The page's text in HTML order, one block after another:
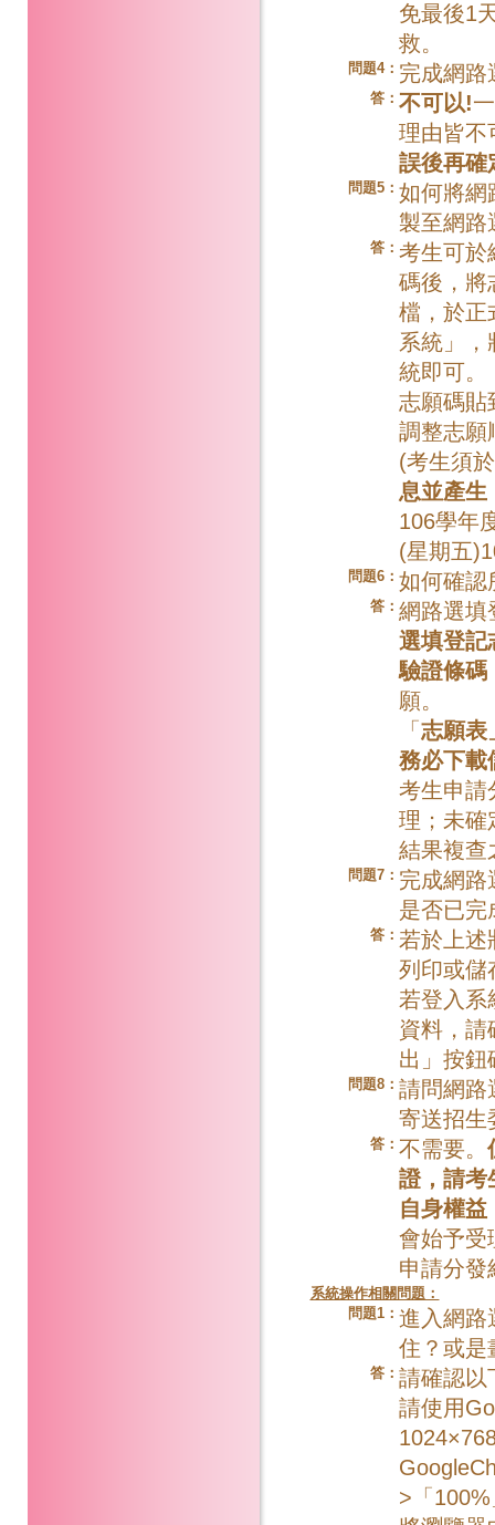
免最後1
救。
問題4： 完成網路
答： 不可以!
理由皆不
誤後再確
問題5： 如何將網
製至網路
答： 考生可於
碼後，將
檔，於正
系統」
統即可。
志願碼貼
調整志願
(考生須
息並產生
106學年
(星期五
問題6： 如何確認
答： 網路選填
選填登記
驗證條碼
願。
「志願表
務必下載
考生申請
理；未確
結果複查
問題7： 完成網路
是否已完
答： 若於上述
列印或儲
若登入系
資料，請
出」按鈕
問題8： 請問網路
寄送招生
答： 不需要。
證，請考
自身權益
會始予受
申請分發
系統操作相關問題：
問題1： 進入網路
住？或是
答： 請確認以
請使用
>「